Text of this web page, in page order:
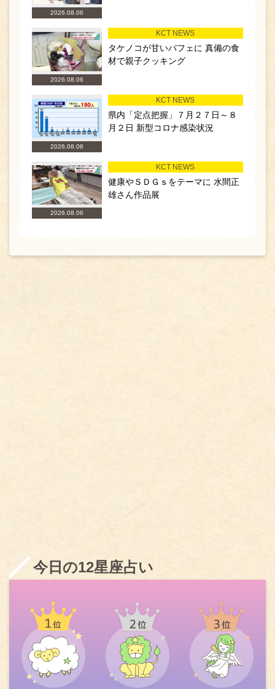
2026.08.06
2026.08.06
KCT NEWS
タケノコが甘いパフェに 真備の食
材で親子クッキング
2026.08.06
KCT NEWS
県内「定点把握」７月２７日～８
月２日 新型コロナ感染状況
2026.08.06
KCT NEWS
健康やＳＤＧｓをテーマに 水間正
雄さん作品展
今日の12星座占い